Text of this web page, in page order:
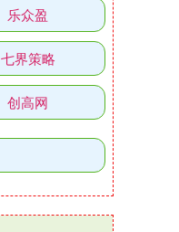
乐众盈
七界策略
创高网